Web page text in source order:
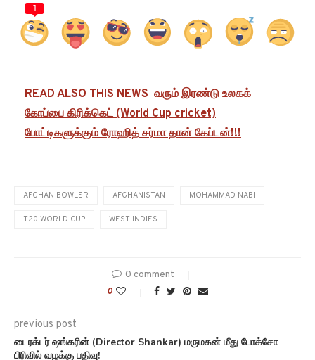
1
READ ALSO THIS NEWS வரும் இரண்டு உலகக்
கோப்பை கிரிக்கெட் (World Cup cricket)
போட்டிகளுக்கும் ரோஹித் சர்மா தான் கேப்டன்!!!
AFGHAN BOWLER AFGHANISTAN MOHAMMAD NABI
T20 WORLD CUP WEST INDIES
0 comment
0
previous post
டைரக்டர் ஷங்கரின் (Director Shankar) மருமகன் மீது போக்சோ
பிரிவில் வழக்கு பதிவு!